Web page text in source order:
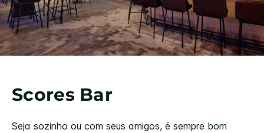
Scores Bar
Seja sozinho ou com seus amigos, é sempre bom